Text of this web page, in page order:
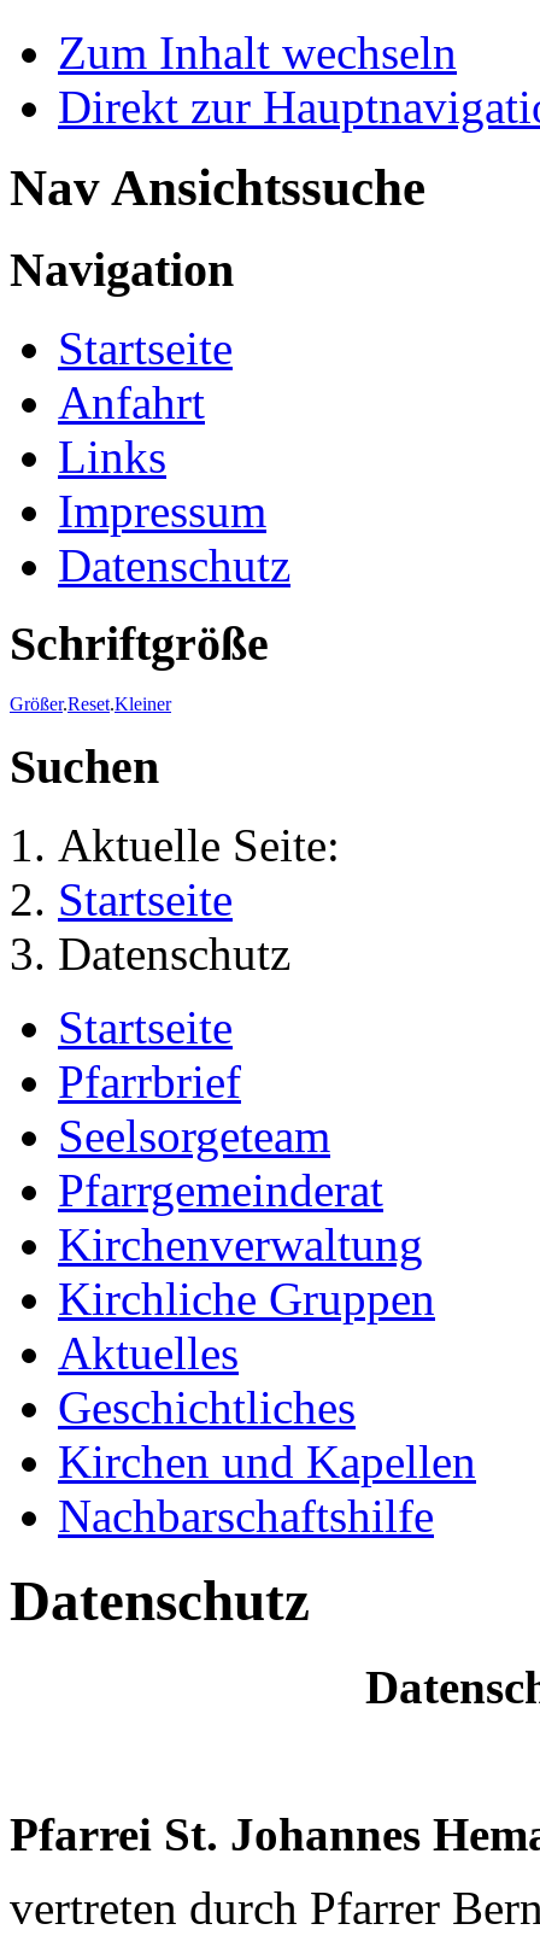
Zum Inhalt wechseln
Direkt zur
Nav Ansichtssuche
Navigation
Startseite
Anfahrt
Links
Impressum
Datenschutz
Schriftgröße
Größer.Reset.Kleiner
Suchen
Aktuelle Seite:
Startseite
Datenschutz
Startseite
Pfarrbrief
Seelsorgeteam
Pfarrgemeinderat
Kirchenverwaltung
Kirchliche Gruppen
Aktuelles
Geschichtliches
Kirchen und Kapellen
Nachbarschaftshilfe
Datenschutz
Pfarrei St. Johannes
vertreten durch Pfarrer